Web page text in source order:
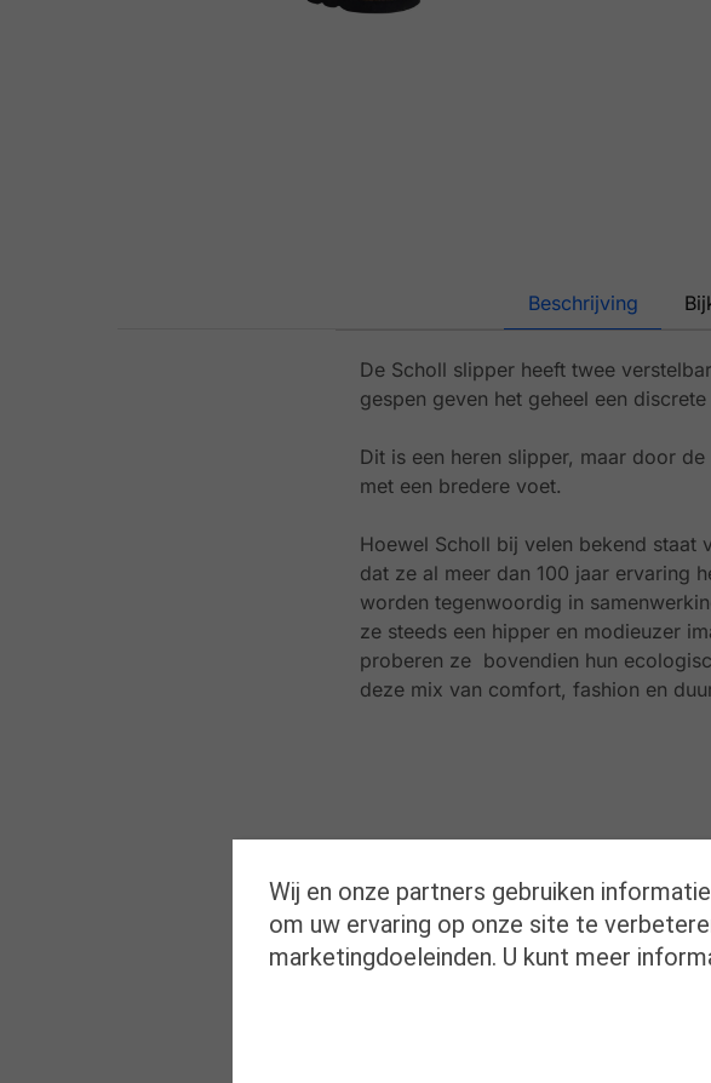
Beschrijving
De Scholl slipper heeft twee
gespen geven het geheel een
Dit is een heren slipper, maar door
met een bredere voet.
Hoewel Scholl bij velen bekend
dat ze al meer dan 100 jaar ervaring
worden tegenwoordig in
ze steeds een hipper en modieuzer
proberen ze bovendien hun
deze mix van comfort, fashion en
Wij en onze partners gebruiken
om uw ervaring op onze site te
marketingdoeleinden. U kunt meer